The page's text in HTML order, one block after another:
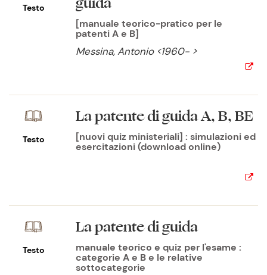
Testo
[manuale teorico-pratico per le
patenti A e B]
Messina, Antonio <1960- >
Testo
La patente di guida A, B, BE
[nuovi quiz ministeriali] : simulazioni ed
esercitazioni (download online)
Testo
La patente di guida
manuale teorico e quiz per l'esame :
categorie A e B e le relative
sottocategorie